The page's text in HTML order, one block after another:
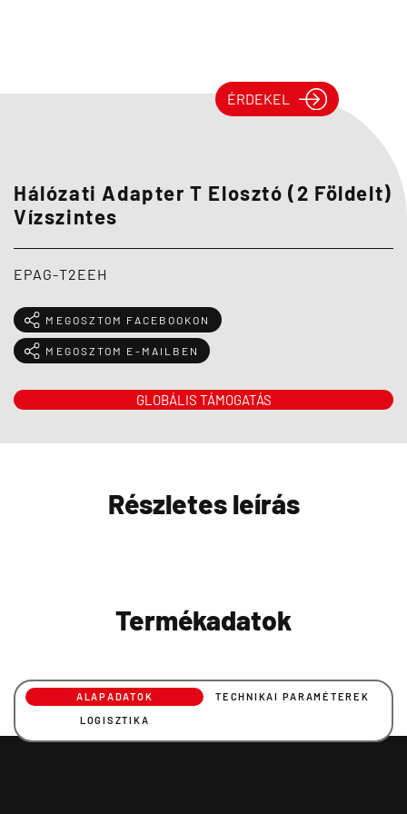
ÉRDEKEL
Hálózati Adapter T Elosztó (2 Földelt)
Vízszintes
EPAG-T2EEH
MEGOSZTOM FACEBOOKON
MEGOSZTOM E-MAILBEN
GLOBÁLIS TÁMOGATÁS
Részletes leírás
Termékadatok
ALAPADATOK
TECHNIKAI PARAMÉTEREK
LOGISZTIKA